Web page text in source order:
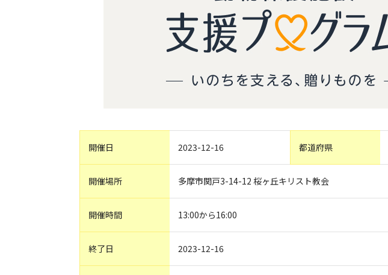
開催日 2023-12-16 都道府県
開催場所 多摩市関戸3-14-12 桜ヶ丘キリスト教会
開催時間 13:00から16:00
終了日 2023-12-16